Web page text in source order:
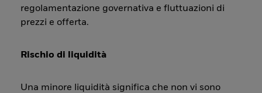
regolamentazione governativa e fluttuazioni di
prezzi e offerta.
Rischio di liquidità
Una minore liquidità significa che non vi sono